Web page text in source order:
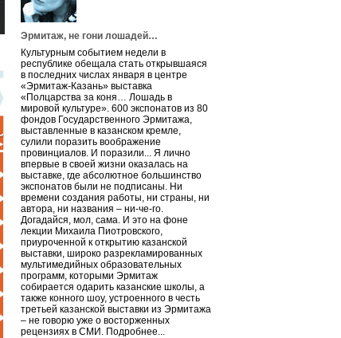
Эрмитаж, не гони лошадей…
Культурным событием недели в
республике обещала стать открывшаяся
в последних числах января в центре
«Эрмитаж-Казань» выставка
«Полцарства за коня… Лошадь в
мировой культуре». 600 экспонатов из 80
фондов Государственного Эрмитажа,
выставленные в казанском кремле,
сулили поразить воображение
провинциалов. И поразили... Я лично
впервые в своей жизни оказалась на
выставке, где абсолютное большинство
экспонатов были не подписаны. Ни
времени создания работы, ни страны, ни
автора, ни названия – ни-че-го.
Догадайся, мол, сама. И это на фоне
лекции Михаила Пиотровского,
приуроченной к открытию казанской
выставки, широко разрекламированных
мультимедийных образовательных
программ, которыми Эрмитаж
собирается одарить казанские школы, а
также конного шоу, устроенного в честь
третьей казанской выставки из Эрмитажа
– не говорю уже о восторженных
рецензиях в СМИ. Подробнее...